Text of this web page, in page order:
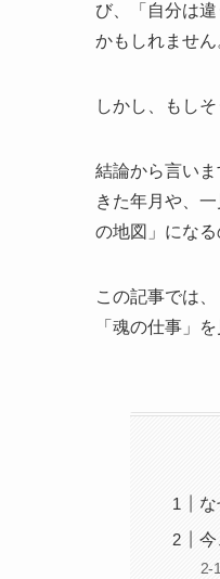
び、「自分は
かもしれません
しかし、もし
結論から言いま
きた年月や、
の地図」になる
この記事では
「魂の仕事」